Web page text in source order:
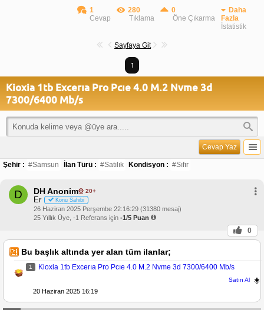
1
Cevap
280
Tıklama
0
Öne Çıkarma
Daha
Fazla
İstatistik
Sayfaya Git
1
Kioxia 1tb Excerıa Pro Pcıe 4.0 M.2 Nvme 3d
7300/6400 Mb/s
Cevap Yaz
Şehir : #Samsun İlan Türü : #Satılık Kondisyon : #Sıfır
D DH Anonim 20+
Er Konu Sahibi
26 Haziran 2025 Perşembe 22:16:29 (31380 mesaj)
25 Yıllık Üye, -1 Referans için -1/5 Puan
0
Bu başlık altında yer alan tüm ilanlar;
1 Kioxia 1tb Excerıa Pro Pcıe 4.0 M.2 Nvme 3d 7300/6400 Mb/s
Satın Al
20 Haziran 2025 16:19